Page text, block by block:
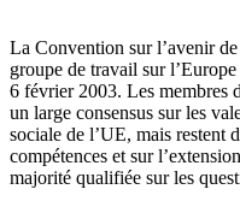
La Convention sur l’avenir
groupe de travail sur
6 février 2003. Les membres
un large consensus sur les
sociale de l’UE, mais restent
compétences et sur
majorité qualifiée sur les